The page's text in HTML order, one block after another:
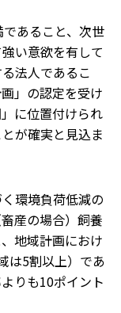
あること、次世
い意欲を有して
法人であるこ
」の認定を受け
に位置付けられ
が確実と見込ま
環境負荷低減の
産の場合）飼養
地域計画におけ
は5割以上）であ
りも10ポイント